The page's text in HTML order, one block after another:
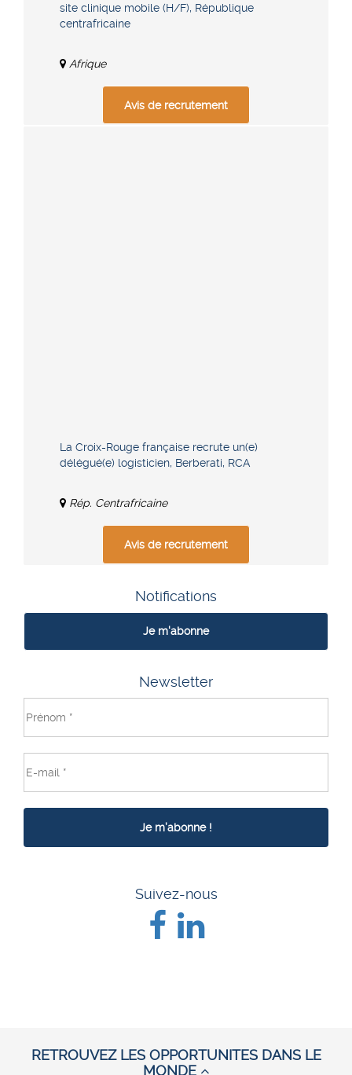
site clinique mobile (H/F), République
centrafricaine
Afrique
Avis de recrutement
La Croix-Rouge française recrute un(e)
délégué(e) logisticien, Berberati, RCA
Rép. Centrafricaine
Avis de recrutement
Notifications
Je m'abonne
Newsletter
Suivez-nous
RETROUVEZ LES OPPORTUNITES DANS LE
MONDE